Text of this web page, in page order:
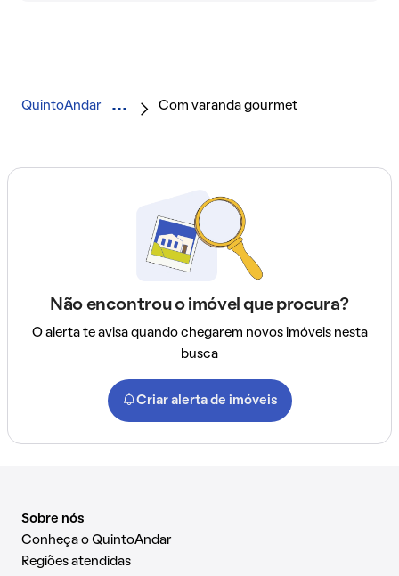
QuintoAndar Com varanda gourmet
Não encontrou o imóvel que procura?
O alerta te avisa quando chegarem novos imóveis nesta
busca
Criar alerta de imóveis
Sobre nós
Conheça o QuintoAndar
Regiões atendidas